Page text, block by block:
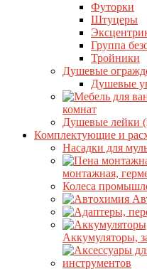
Футорки
Штуцеры
Группа
Тройники
Душевые
Душевые
комнат
Душевые лейки
Комплектующие и
Насадки для
монтажная,
Колеса
Аккумуляторы,